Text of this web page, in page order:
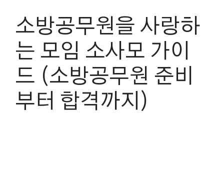
소방공무원을 사랑하
는 모임 소사모 가이
드 (소방공무원 준비
부터 합격까지)